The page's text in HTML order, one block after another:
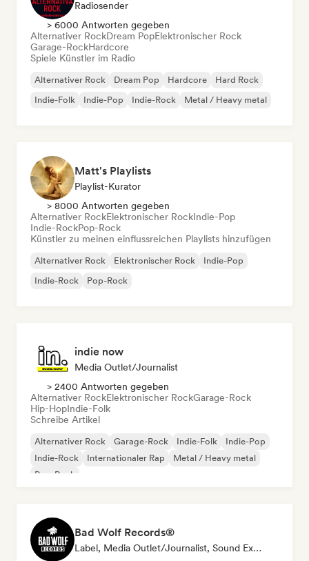
Radiosender
> 6000 Antworten gegeben
Alternativer RockDream PopElektronischer Rock
Garage-RockHardcore
Spiele Künstler im Radio
Alternativer Rock Dream Pop Hardcore
Hard Rock
Indie-Folk
Indie-Pop Indie-Rock Metal / Heavy metal
Matt's Playlists
Playlist-Kurator
> 8000 Antworten gegeben
Alternativer RockElektronischer RockIndie-Pop
Indie-RockPop-Rock
Künstler zu meinen einflussreichen Playlists hinzufügen
Alternativer Rock Elektronischer Rock
Indie-Pop
Indie-Rock
Pop-Rock
indie now
Media Outlet/Journalist
> 2400 Antworten gegeben
Alternativer RockElektronischer RockGarage-Rock
Hip-HopIndie-Folk
Schreibe Artikel
Alternativer Rock Garage-Rock Indie-Folk
Indie-Pop
Indie-Rock
Internationaler Rap
Metal / Heavy metal
Pop-Rock
Bad Wolf Records®
Label, Media Outlet/Journalist, Sound Experte